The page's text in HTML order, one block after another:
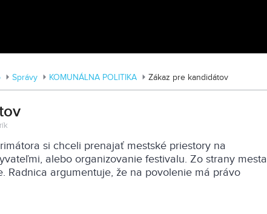
Správy KOMUNÁLNA POLITIKA Zákaz pre kandidátov
si chceli prenajať mestské priestory na
alebo organizovanie festivalu. Zo strany mesta
Radnica argumentuje, že na povolenie má právo